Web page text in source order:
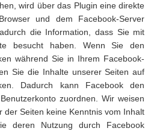
wird über das Plugin eine direkte
und dem Facebook-Server
die Information, dass Sie mit
besucht haben. Wenn Sie den
während Sie in Ihrem Facebook-
Sie die Inhalte unserer Seiten auf
Dadurch kann Facebook den
zuordnen. Wir weisen
der Seiten keine Kenntnis vom Inhalt
deren Nutzung durch Facebook